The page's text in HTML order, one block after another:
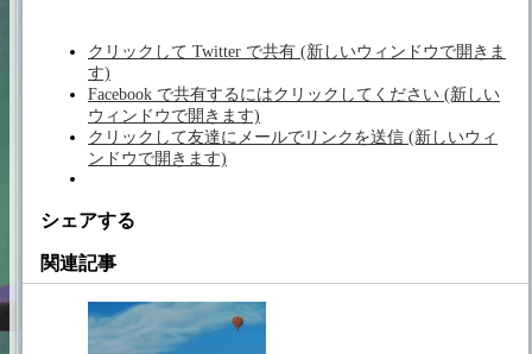
クリックして Twitter で共有 (新しいウィンドウで開きま
す)
Facebook で共有するにはクリックしてください (新しい
ウィンドウで開きます)
クリックして友達にメールでリンクを送信 (新しいウィ
ンドウで開きます)
シェアする
関連記事